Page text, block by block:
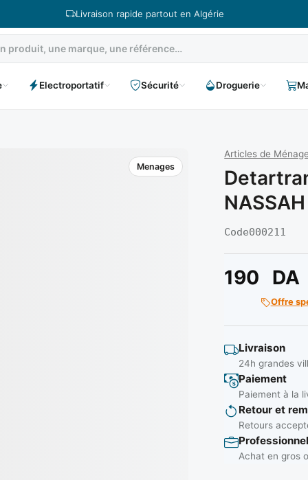
Livraison rapide partout en Algérie
Electroportatif Sécurité Droguerie
Menages
Articles de
NASSAH
Code000211
190 DA
Offre
Livraison
24h grandes
Paiement
Paiement à la
Retour et
Retours
Achat en gros